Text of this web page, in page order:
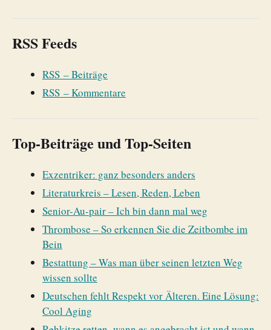
RSS Feeds
RSS – Beiträge
RSS – Kommentare
Top-Beiträge und Top-Seiten
Exzentriker: ganz besonders anders
Literaturkreis – Lesen, Reden, Leben
Senior-Au-pair – Ich bin dann mal weg
Thrombose – So erkennen Sie die Zeitbombe im
Bein
Bestattung – Was man über seinen letzten Weg
wissen sollte
Deutschen fehlt Respekt vor Älteren. Eine Lösung:
Cool Aging